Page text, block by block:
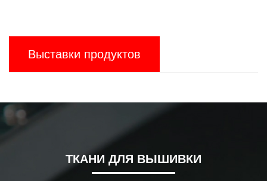
Выставки продуктов
ТКАНИ ДЛЯ ВЫШИВКИ